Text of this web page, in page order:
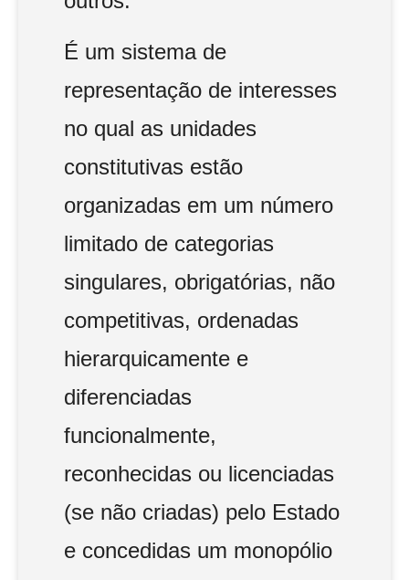
É um sistema de
representação de interesses
no qual as unidades
constitutivas estão
organizadas em um número
limitado de categorias
singulares, obrigatórias, não
competitivas, ordenadas
hierarquicamente e
diferenciadas
funcionalmente,
reconhecidas ou licenciadas
(se não criadas) pelo Estado
e concedidas um monopólio